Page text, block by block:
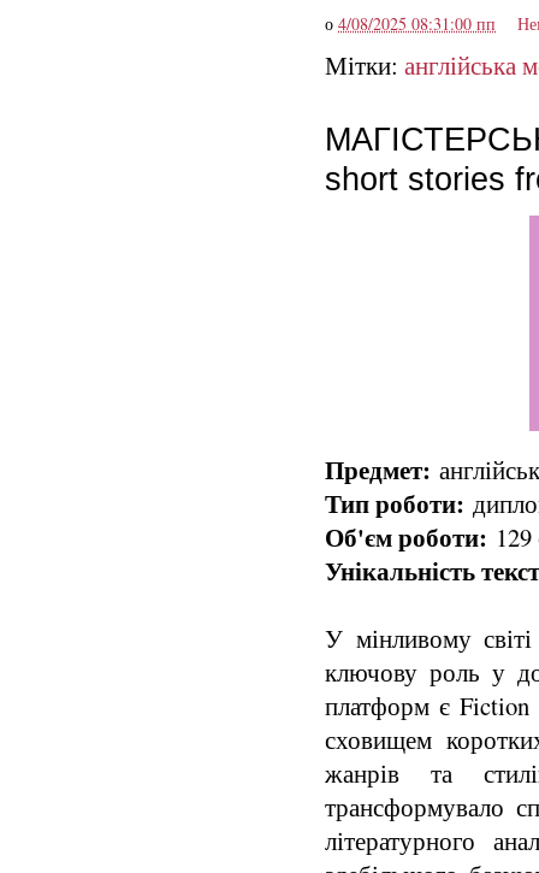
о 4/08/2025 08:31:00 пп
Мітки: англійська
short stories
Предмет:
Тип роботи:
Об'єм роботи:
Унікальність
У мінливому
ключову роль у
платформ є Fiction
сховищем
жанрів та
трансформувало
літературного